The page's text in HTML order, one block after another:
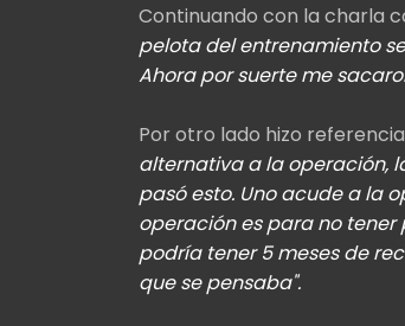
Continuando con la charla
pelota del entrenamiento
Ahora por suerte me
Por otro lado hizo
alternativa a la operación,
pasó esto. Uno acude a la
operación es para no tener
podría tener 5 meses de
que se pensaba".